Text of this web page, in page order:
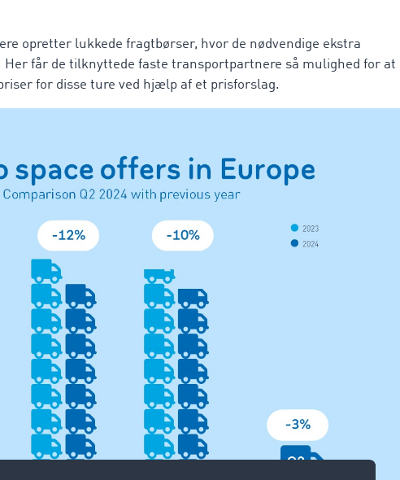
opretter lukkede fragtbørser, hvor de nødvendige ekstra
får de tilknyttede faste transportpartnere så mulighed for at
for disse ture ved hjælp af et prisforslag.